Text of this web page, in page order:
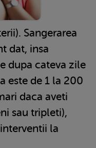
Sangerarea
dat, insa
dupa cateva zile
este de 1 la 200
daca aveti
sau tripleti),
la